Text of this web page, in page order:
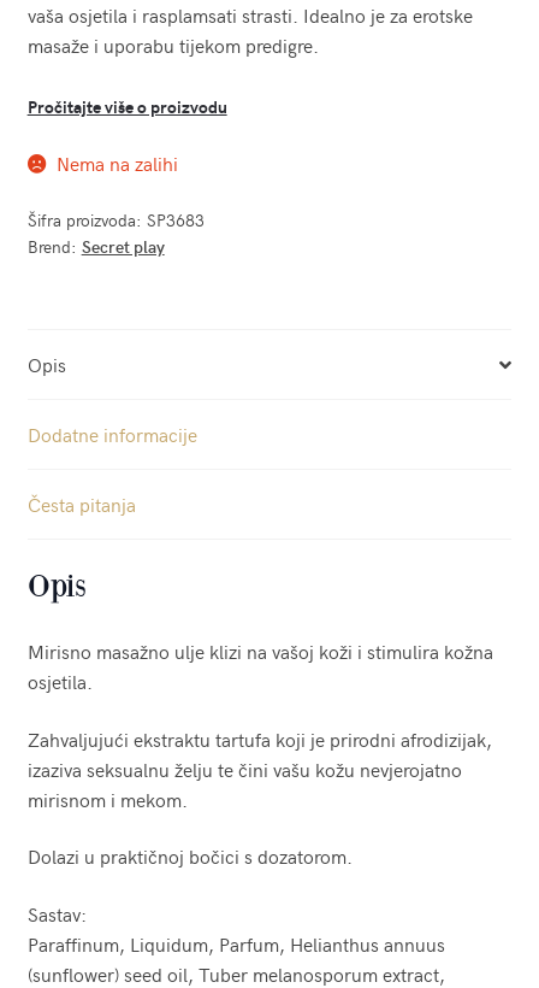
vaša osjetila i rasplamsati strasti. Idealno je za erotske
masaže i uporabu tijekom predigre.
Pročitajte više o proizvodu
Nema na zalihi
Šifra proizvoda: SP3683
Brend: Secret play
Opis
Dodatne informacije
Česta pitanja
Opis
Mirisno masažno ulje klizi na vašoj koži i stimulira kožna
osjetila.
Zahvaljujući ekstraktu tartufa koji je prirodni afrodizijak,
izaziva seksualnu želju te čini vašu kožu nevjerojatno
mirisnom i mekom.
Dolazi u praktičnoj bočici s dozatorom.
Sastav:
Paraffinum, Liquidum, Parfum, Helianthus annuus
(sunflower) seed oil, Tuber melanosporum extract,